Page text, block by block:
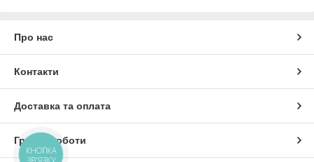
Про нас
Контакти
Доставка та оплата
Графік роботи
КНОПКА